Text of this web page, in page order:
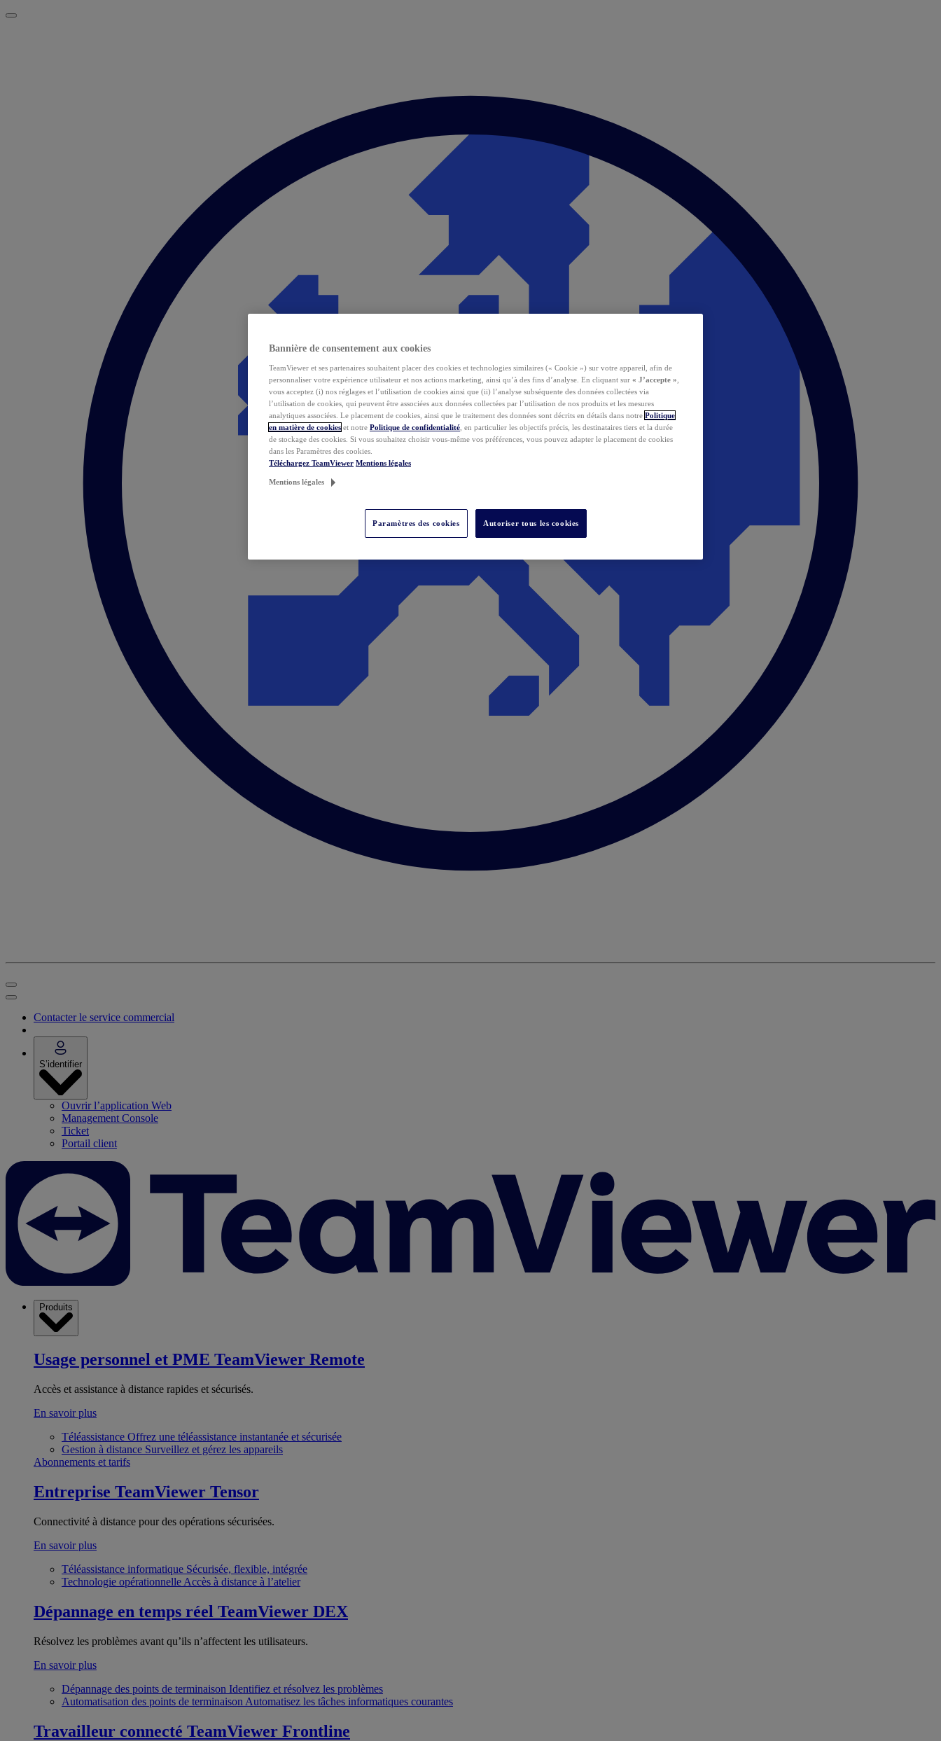
Contacter le service commercial
S’identifier
Ouvrir l’application Web
Management Console
Ticket
Portail client
Produits
Usage personnel et PME TeamViewer Remote
Accès et assistance à distance rapides et sécurisés.
En savoir plus
Téléassistance Offrez une téléassistance instantanée et sécurisée
Gestion à distance Surveillez et gérez les appareils
Abonnements et tarifs
Entreprise TeamViewer Tensor
Connectivité à distance pour des opérations sécurisées.
En savoir plus
Téléassistance informatique Sécurisée, flexible, intégrée
Technologie opérationnelle Accès à distance à l’atelier
Dépannage en temps réel TeamViewer DEX
Résolvez les problèmes avant qu’ils n’affectent les utilisateurs.
En savoir plus
Dépannage des points de terminaison Identifiez et résolvez les problèmes
Automatisation des points de terminaison Automatisez les tâches informatiques courantes
Travailleur connecté TeamViewer Frontline
Bannière de consentement aux cookies
TeamViewer et ses partenaires souhaitent placer des cookies et technologies similaires (« Cookie ») sur votre appareil, afin de
personnaliser votre expérience utilisateur et nos actions marketing, ainsi qu’à des fins d’analyse. En cliquant sur « J’accepte »
vous acceptez (i) nos réglages et l’utilisation de cookies ainsi que (ii) l’analyse subséquente des données collectées via
l’utilisation de cookies, qui peuvent être associées aux données collectées par l’utilisation de nos produits et les mesures
analytiques associées. Le placement de cookies, ainsi que le traitement des données sont décrits en détails dans notre Politique
en matière de cookies et notre Politique de confidentialité , en particulier les objectifs précis, les destinataires tiers et la durée
de stockage des cookies. Si vous souhaitez choisir vous-même vos préférences, vous pouvez adapter le placement de cookies
dans les Paramètres des cookies.
Téléchargez TeamViewer Mentions légales
Mentions légales
Paramètres des cookies Autoriser tous les cookies